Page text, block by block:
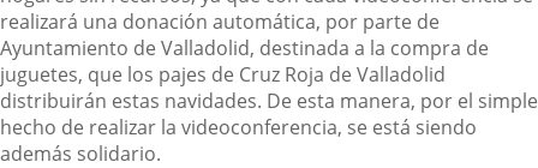
realizará una donación automática, por parte de
Ayuntamiento de Valladolid, destinada a la compra de
juguetes, que los pajes de Cruz Roja de Valladolid
distribuirán estas navidades. De esta manera, por el simple
hecho de realizar la videoconferencia, se está siendo
además solidario.